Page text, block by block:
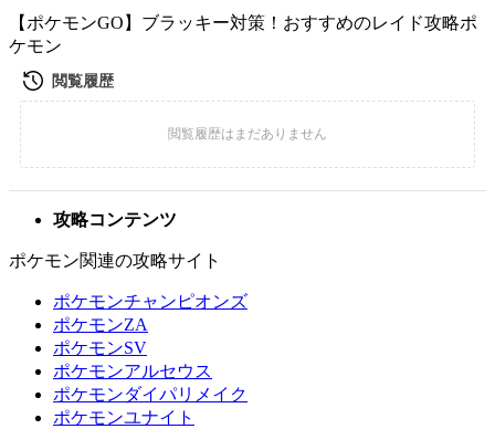
【ポケモンGO】ブラッキー対策！おすすめのレイド攻略ポ
ケモン
攻略コンテンツ
ポケモン関連の攻略サイト
ポケモンチャンピオンズ
ポケモンZA
ポケモンSV
ポケモンアルセウス
ポケモンダイパリメイク
ポケモンユナイト